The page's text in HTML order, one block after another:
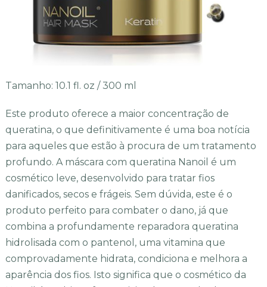
Tamanho: 10.1 fl. oz / 300 ml
Este produto oferece a maior concentração de
queratina, o que definitivamente é uma boa notícia
para aqueles que estão à procura de um tratamento
profundo. A máscara com queratina Nanoil é um
cosmético leve, desenvolvido para tratar fios
danificados, secos e frágeis. Sem dúvida, este é o
produto perfeito para combater o dano, já que
combina a profundamente reparadora queratina
hidrolisada com o pantenol, uma vitamina que
comprovadamente hidrata, condiciona e melhora a
aparência dos fios. Isto significa que o cosmético da